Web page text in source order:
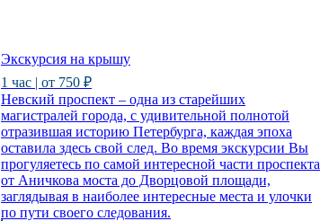
Экскурсия на крышу
1 час | от 750 ₽
Невский проспект – одна из старейших
магистралей города, с удивительной полнотой
отразившая историю Петербурга, каждая эпоха
оставила здесь свой след. Во время экскурсии Вы
прогуляетесь по самой интересной части проспекта
от Аничкова моста до Дворцовой площади,
заглядывая в наиболее интересные места и улочки
по пути своего следования.